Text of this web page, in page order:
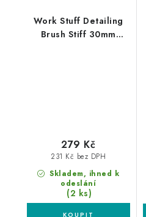
Work Stuff Detailing
Brush Stiff 30mm
Skladem, ihned k
odeslání
(2 ks)
231 Kč bez DPH
279 Kč